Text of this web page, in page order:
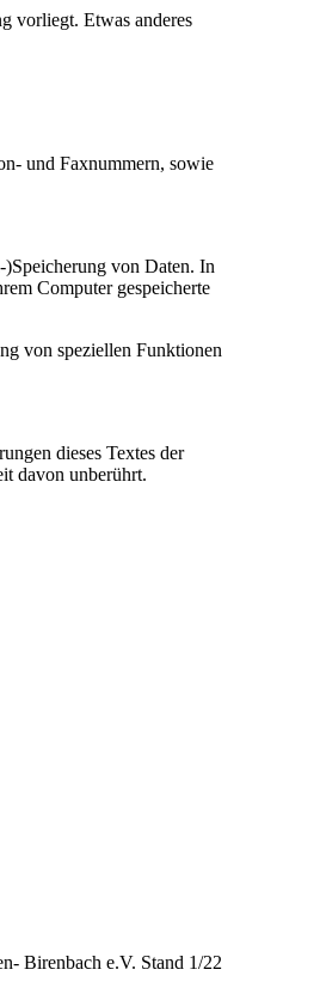
vorliegt. Etwas anderes
und Faxnummern, sowie
von Daten. In
Computer gespeicherte
von speziellen Funktionen
dieses Textes der
davon unberührt.
Birenbach e.V. Stand 1/22